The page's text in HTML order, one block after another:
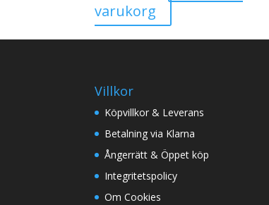
varukorg
Villkor
Köpvillkor & Leverans
Betalning via Klarna
Ångerrätt & Öppet köp
Integritetspolicy
Om Cookies